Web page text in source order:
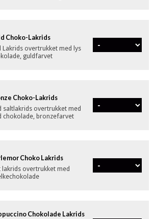
Choko-Lakrids
Lakrids overtrukket med lys
guldfarvet
Choko-Lakrids
saltlakrids overtrukket med
chokolade, bronzefarvet
Choko Lakrids
lakrids overtrukket med
Chokolade Lakrids